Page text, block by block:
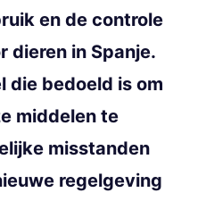
en de controle
dieren in Spanje.
die bedoeld is om
middelen te
misstanden
regelgeving